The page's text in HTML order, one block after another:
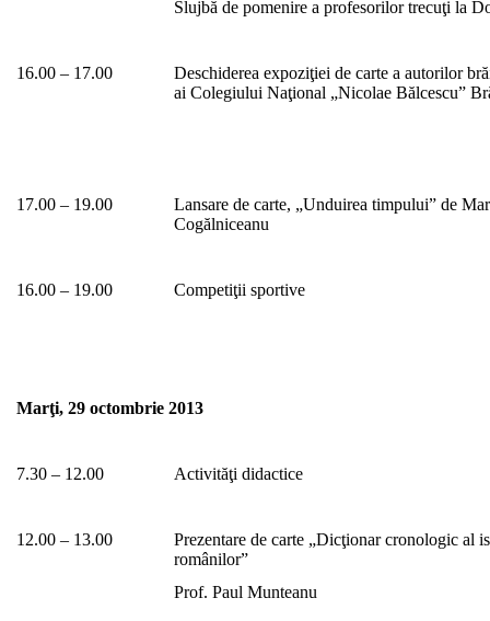
Slujbă de pomenire a profesorilor trecuţi la
16.00 – 17.00
Deschiderea expoziţiei de carte a autorilor
ai Colegiului Naţional „Nicolae Bălcescu”
17.00 – 19.00
Lansare de carte, „Unduirea timpului” de
Cogălniceanu
16.00 – 19.00 Competiţii sportive
Marţi, 29 octombrie 2013
7.30 – 12.00 Activităţi didactice
12.00 – 13.00
Prezentare de carte „Dicţionar cronologic al
românilor”
Prof. Paul Munteanu